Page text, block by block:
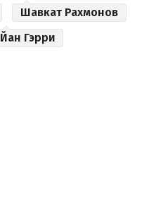
Шавкат Рахмонов
Йан Гэрри